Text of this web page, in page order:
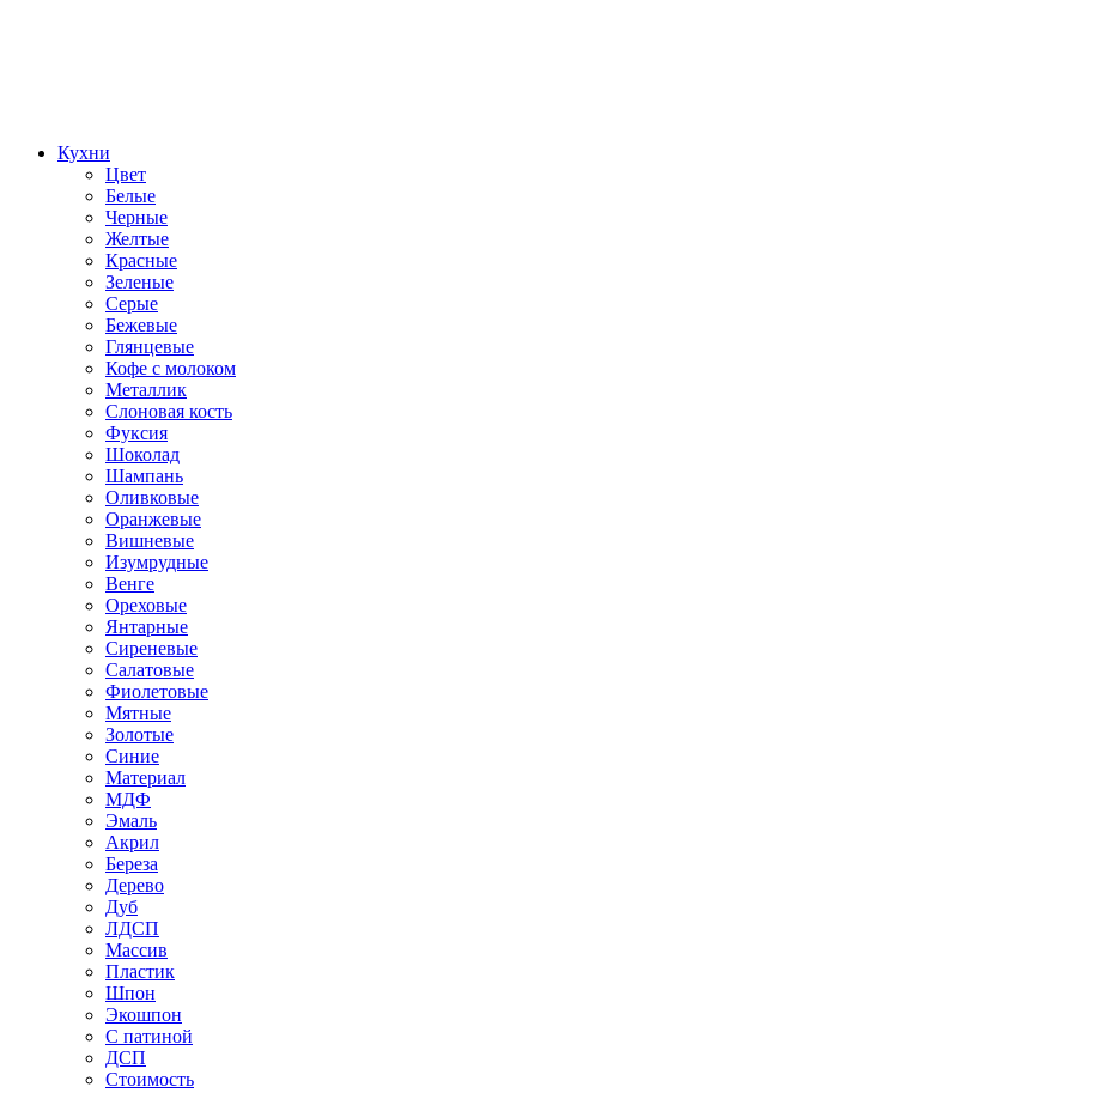
Кухни
Цвет
Белые
Черные
Желтые
Красные
Зеленые
Серые
Бежевые
Глянцевые
Кофе с молоком
Металлик
Слоновая кость
Фуксия
Шоколад
Шампань
Оливковые
Оранжевые
Вишневые
Изумрудные
Венге
Ореховые
Янтарные
Сиреневые
Салатовые
Фиолетовые
Мятные
Золотые
Синие
Материал
МДФ
Эмаль
Акрил
Береза
Дерево
Дуб
ЛДСП
Массив
Пластик
Шпон
Экошпон
С патиной
ДСП
Стоимость